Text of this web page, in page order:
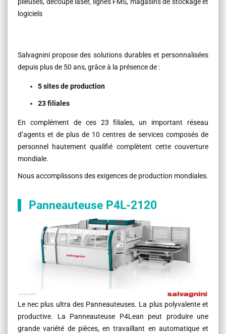
logiciels
Salvagnini propose des solutions durables et personnalisées
depuis plus de 50 ans, grâce à la présence de :
5 sites de production
23 filiales
En complément de ces 23 filiales, un important réseau
d’agents et de plus de 10 centres de services composés de
personnel hautement qualifié complètent cette couverture
mondiale.
Nous accomplissons des exigences de production mondiales.
Panneauteuse P4L-2120
Le nec plus ultra des Panneauteuses. La plus polyvalente et
productive. La Panneauteuse P4Lean peut produire une
grande variété de pièces, en travaillant en automatique et